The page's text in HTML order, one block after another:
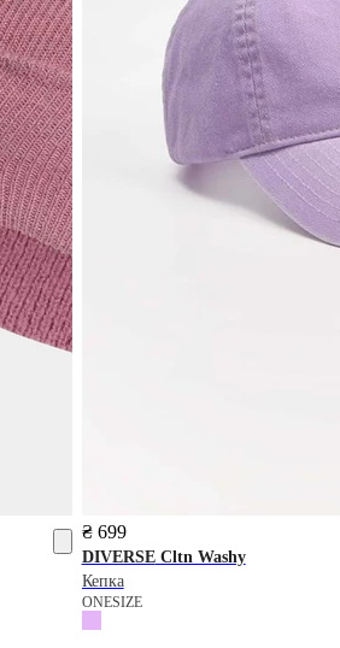
₴ 699
DIVERSECltn Washy
Кепка
ONESIZE